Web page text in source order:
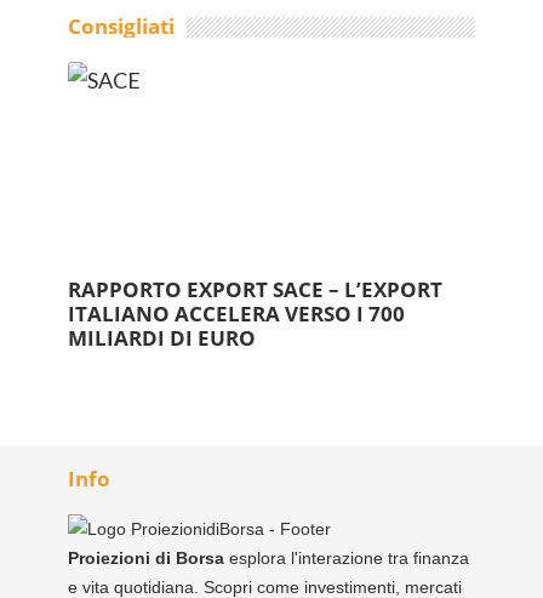
Consigliati
RAPPORTO EXPORT SACE – L’EXPORT
ITALIANO ACCELERA VERSO I 700
MILIARDI DI EURO
Info
Proiezioni di Borsa esplora l'interazione tra finanza
e vita quotidiana. Scopri come investimenti, mercati